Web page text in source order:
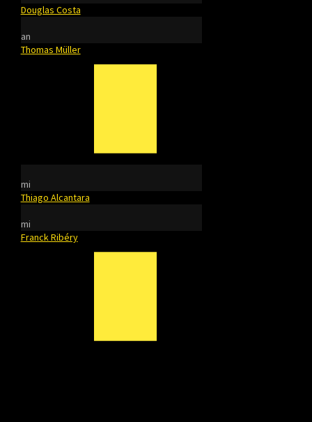
Douglas Costa
an
Thomas Müller
mi
Thiago Alcantara
mi
Franck Ribéry